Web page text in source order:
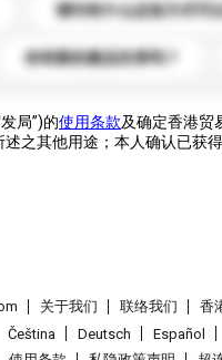
请问有什么运送方式可
你有新的產品目录吗？
局”)的使用条款及确定香港贸
述之其他用途；本人确认已获
关于我们 联络我们 香
Čeština
Deutsch Español